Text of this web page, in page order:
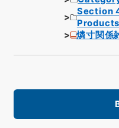
Section
Products
燐寸関係